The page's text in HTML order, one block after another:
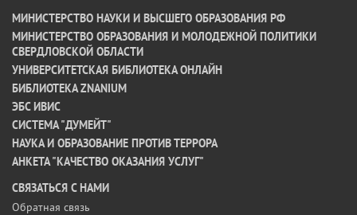
МИНИСТЕРСТВО НАУКИ И ВЫСШЕГО ОБРАЗОВАНИЯ РФ
МИНИСТЕРСТВО ОБРАЗОВАНИЯ И МОЛОДЕЖНОЙ ПОЛИТИКИ
СВЕРДЛОВСКОЙ ОБЛАСТИ
УНИВЕРСИТЕТСКАЯ БИБЛИОТЕКА ОНЛАЙН
БИБЛИОТЕКА ZNANIUM
ЭБС ИВИС
СИСТЕМА "ДУМЕЙТ"
НАУКА И ОБРАЗОВАНИЕ ПРОТИВ ТЕРРОРА
АНКЕТА "КАЧЕСТВО ОКАЗАНИЯ УСЛУГ"
CВЯЗАТЬСЯ С НАМИ
Обратная связь